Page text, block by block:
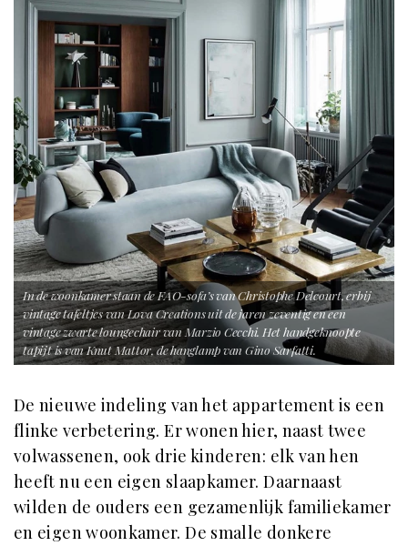
In de woonkamer staan de FAO-sofa’s van Christophe Delcourt, erbij
vintage tafeltjes van Lova Creations uit de jaren zeventig en een
vintage zwarte loungechair van Marzio Cecchi. Het handgeknoopte
tapijt is van Knut Mattor, de hanglamp van Gino Sarfatti.
De nieuwe indeling van het appartement is een
flinke verbetering. Er wonen hier, naast twee
volwassenen, ook drie kinderen: elk van hen
heeft nu een eigen slaapkamer. Daarnaast
wilden de ouders een gezamenlijk familiekamer
en eigen woonkamer. De smalle donkere